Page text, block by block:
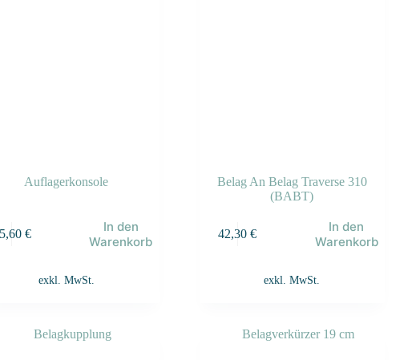
Auflagerkonsole
€
In den
Warenkorb
exkl. MwSt.
Belag An Belag Traverse 310
(BABT)
42,30€
In den
Warenkorb
exkl. MwSt.